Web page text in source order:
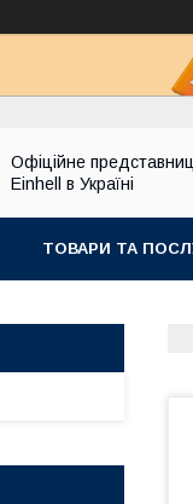
Офіційне
Einhell в Україні
ТОВАРИ ТА